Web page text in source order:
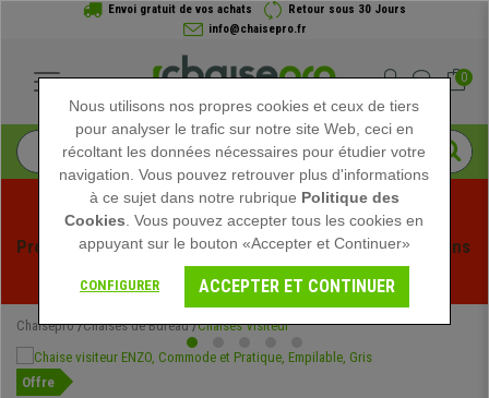
Envoi gratuit de vos achats
Retour sous 30 Jours
info@chaisepro.fr
0
Profitez des soldes d'été chez Chaisepro ! Des réductions
exclusives pour une durée limitée - Voir l'offre
Chaisepro Chaises de Bureau Chaises Visiteur
Offre
Nous utilisons nos propres cookies et ceux de tiers
pour analyser le trafic sur notre site Web, ceci en
récoltant les données nécessaires pour étudier votre
navigation. Vous pouvez retrouver plus d'informations
à ce sujet dans notre rubrique Politique des
Cookies . Vous pouvez accepter tous les cookies en
appuyant sur le bouton «Accepter et Continuer»
CONFIGURER ACCEPTER ET CONTINUER